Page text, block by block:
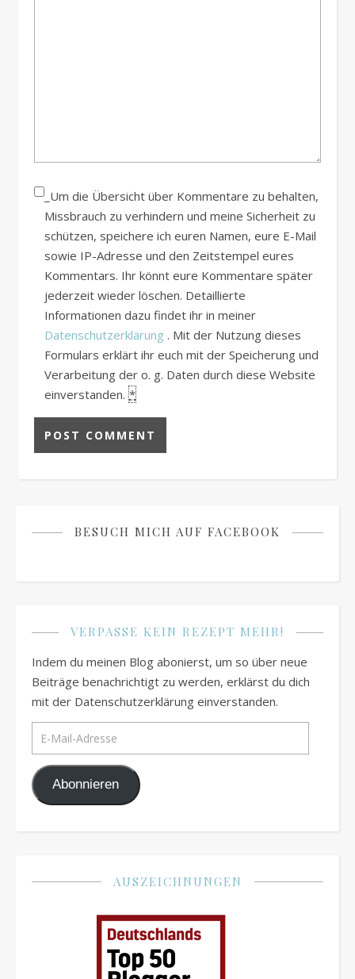
_Um die Übersicht über Kommentare zu behalten,
Missbrauch zu verhindern und meine Sicherheit zu
schützen, speichere ich euren Namen, eure E-Mail
sowie IP-Adresse und den Zeitstempel eures
Kommentars. Ihr könnt eure Kommentare später
jederzeit wieder löschen. Detaillierte
Informationen dazu findet ihr in meiner
Datenschutzerklärung . Mit der Nutzung dieses
Formulars erklärt ihr euch mit der Speicherung und
Verarbeitung der o. g. Daten durch diese Website
einverstanden. *
BESUCH MICH AUF FACEBOOK
VERPASSE KEIN REZEPT MEHR!
Indem du meinen Blog abonierst, um so über neue
Beiträge benachrichtigt zu werden, erklärst du dich
mit der Datenschutzerklärung einverstanden.
E-Mail-Adresse
Abonnieren
AUSZEICHNUNGEN